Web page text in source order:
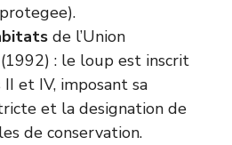
de l’Union
: le loup est inscrit
et IV, imposant sa
et la designation de
de conservation.